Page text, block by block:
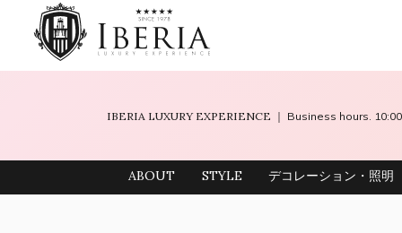
IBERIA LUXURY EXPERIENCE ｜ Business hours.
ABOUT STYLE デコレーション・照明